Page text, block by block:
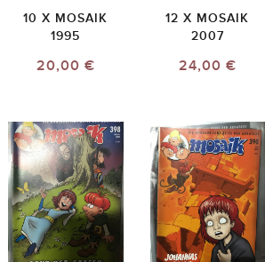
10 X MOSAIK
1995
20,00 €
12 X MOSAIK
2007
24,00 €